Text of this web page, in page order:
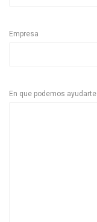
Empresa
En que podemos ayudarte